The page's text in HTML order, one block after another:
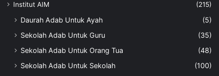
Institut AIM
(215)
Daurah Adab Untuk Ayah
(5)
Sekolah Adab Untuk Guru
(35)
Sekolah Adab Untuk Orang Tua
(48)
Sekolah Adab Untuk Sekolah
(100)